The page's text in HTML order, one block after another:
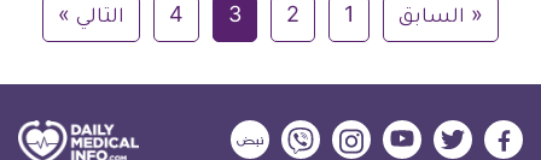
« السابق 1
2
3
4 التالي »
ديلي
ديلي
ديلي
ديلي
ديلي
ديلي